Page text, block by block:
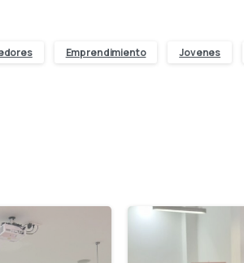
Emprendimiento Jovenes